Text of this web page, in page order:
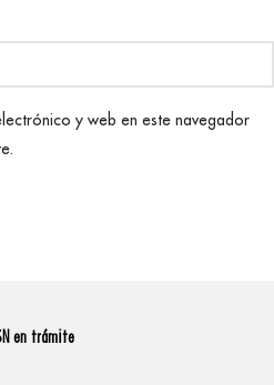
en trámite
y web en este navegador